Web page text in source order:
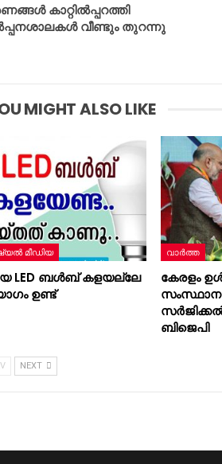
കാറ്റിൽപ്പറത്തി
വീണ്ടും തുറന്നു
MIGHT ALSO LIKE
മീഡിയ
LED ബൾബ് കളയല്ലേ
ഉണ്ട്
വാർത്ത
കേരളം
ബിജെപി
NEXT